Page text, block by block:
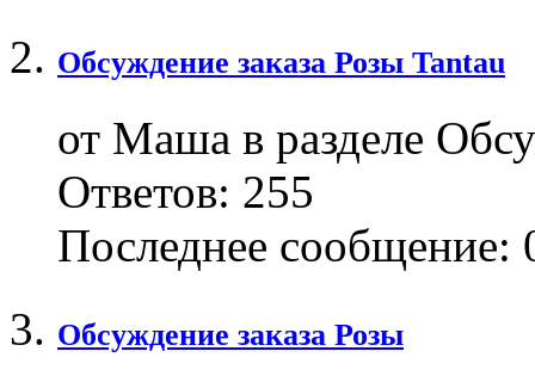
Обсуждение заказа Розы Tantau
от Маша в разделе
Ответов: 255
Последнее сообщение:
Обсуждение заказа Розы